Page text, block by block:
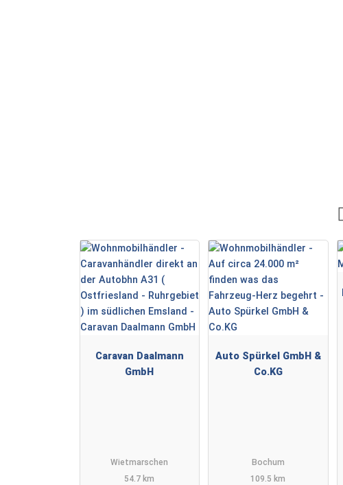
Caravan Daalmann
GmbH
Wietmarschen
54.7 km
Auto Spürkel GmbH &
Co.KG
Bochum
109.5 km